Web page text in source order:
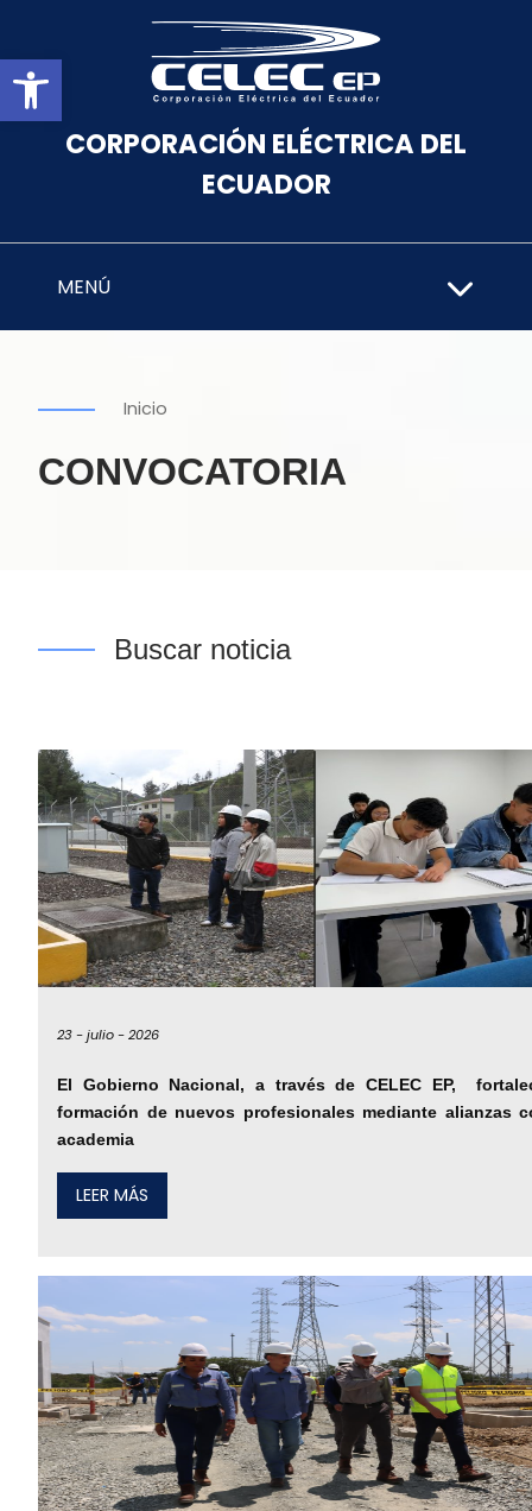
Abrir barra de herramientas
CORPORACIÓN ELÉCTRICA DEL
ECUADOR
MENÚ
Inicio
CONVOCATORIA
Buscar noticia
23 -julio -2026
El Gobierno Nacional, a través de CELEC EP,
formación de nuevos profesionales mediante alianzas
academia
LEER MÁS